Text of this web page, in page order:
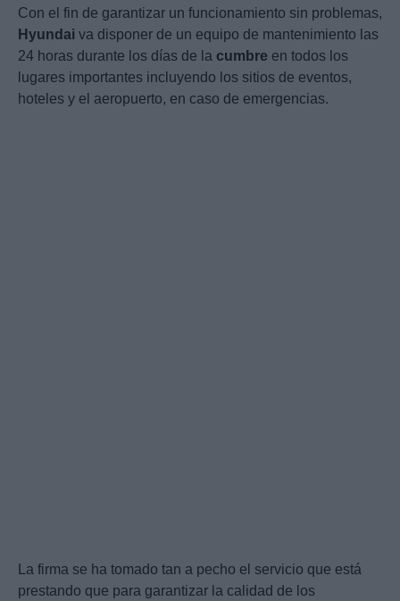
Con el fin de garantizar un funcionamiento sin problemas,
Hyundai va disponer de un equipo de mantenimiento las
24 horas durante los días de la cumbre en todos los
lugares importantes incluyendo los sitios de eventos,
hoteles y el aeropuerto, en caso de emergencias.
La firma se ha tomado tan a pecho el servicio que está
prestando que para garantizar la calidad de los